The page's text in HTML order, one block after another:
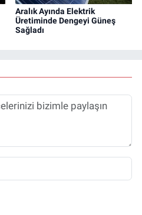
Aralık Ayında Elektrik
Üretiminde Dengeyi Güneş
Sağladı